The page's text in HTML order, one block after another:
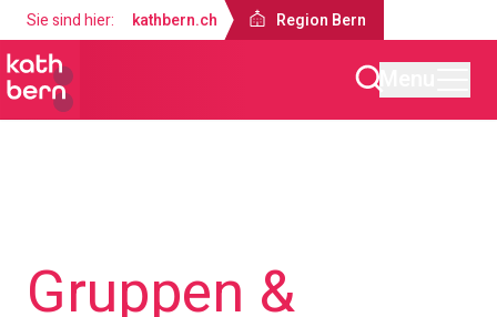
Sie sind hier: kathbern.ch Region Bern
Gruppen &